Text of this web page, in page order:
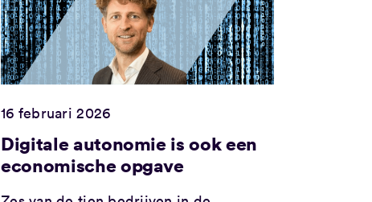
16 februari 2026
Digitale autonomie is ook een
economische opgave